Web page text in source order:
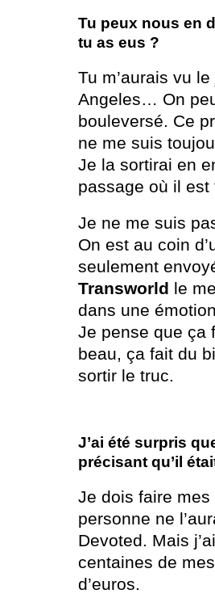
Tu peux nous en
tu as eus ?
Tu m’aurais vu
Angeles… On
bouleversé. Ce
ne me suis
Je la sortirai en
passage où il est
Je ne me suis
On est au coin
seulement
Transworld le
dans une
Je pense que ça
beau, ça fait du
sortir le truc.
J’ai été surpris
précisant qu’il
Je dois faire mes
personne ne
Devoted. Mais
centaines de
d’euros.